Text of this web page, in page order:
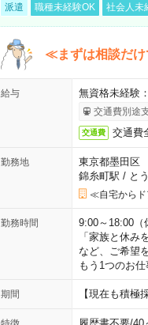
派遣 職種未経験OK 社会人未
≪まずは相談だけ
給与 無資格未経験
交通費別途
交通費 交通費
勤務地
東京都墨田区
錦糸町駅 / と
≪自宅からド
勤務時間
9:00～18:00（
「家族と休み
など、ご希望
もう1つのお
期間 【現在も積